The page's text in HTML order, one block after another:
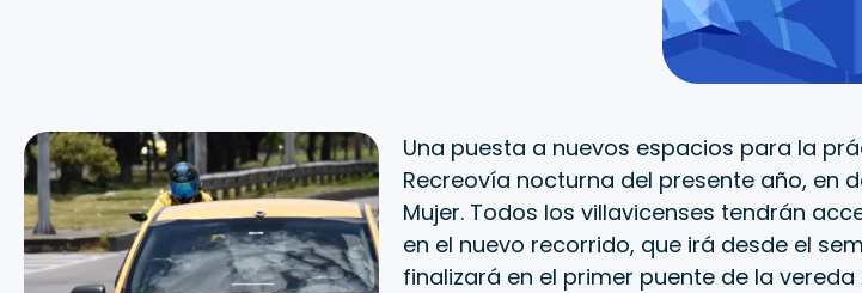
Una puesta a nuevos espacios para la
Recreovía nocturna del presente año, en
Mujer. Todos los villavicenses tendrán
en el nuevo recorrido, que irá desde el
finalizará en el primer puente de la vereda